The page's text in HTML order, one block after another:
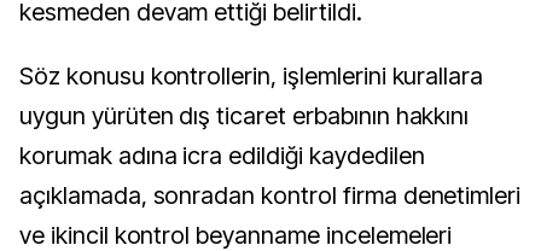
kesmeden devam ettiği belirtildi.
Söz konusu kontrollerin, işlemlerini kurallara
uygun yürüten dış ticaret erbabının hakkını
korumak adına icra edildiği kaydedilen
açıklamada, sonradan kontrol firma denetimleri
ve ikincil kontrol beyanname incelemeleri